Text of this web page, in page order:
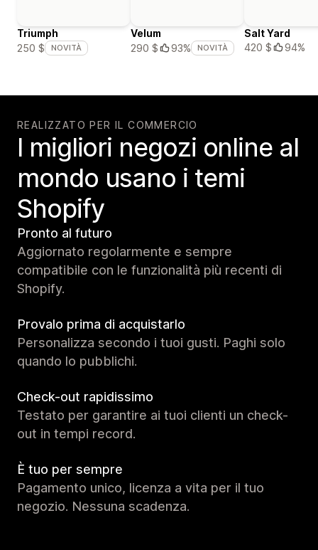
Triumph
250 $
NOVITÀ
Velum
290 $
93% NOVITÀ
Salt Yard
420 $
94%
REALIZZATO PER IL COMMERCIO
I migliori negozi online al
mondo usano i temi
Shopify
Pronto al futuro
Aggiornato regolarmente e sempre
compatibile con le funzionalità più recenti di
Shopify.
Provalo prima di acquistarlo
Personalizza secondo i tuoi gusti. Paghi solo
quando lo pubblichi.
Check-out rapidissimo
Testato per garantire ai tuoi clienti un check-
out in tempi record.
È tuo per sempre
Pagamento unico, licenza a vita per il tuo
negozio. Nessuna scadenza.